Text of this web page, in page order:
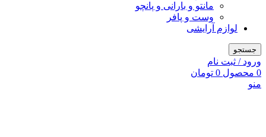
مانتو و بارانی و پانچو
وست و پافر
لوازم آرایشی
جستجو
ورود / ثبت نام
0 محصول 0 تومان
منو